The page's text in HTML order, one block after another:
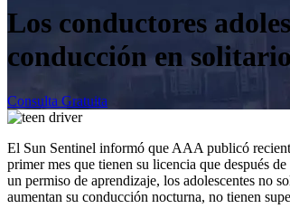
Los conductores
conducción en solitario
Consulta Gratuita
El Sun Sentinel informó que AAA publicó
primer mes que tienen su licencia que después
un permiso de aprendizaje, los adolescentes no
aumentan su conducción nocturna, no tienen